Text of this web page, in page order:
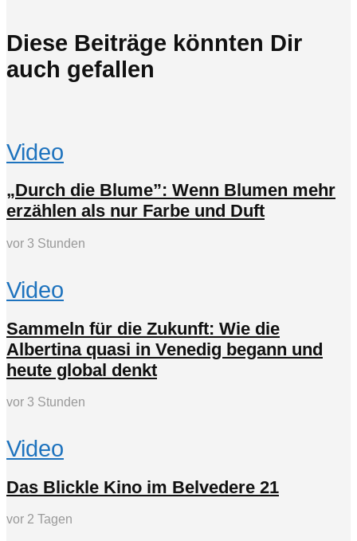
Diese Beiträge könnten Dir
auch gefallen
Video
„Durch die Blume”: Wenn Blumen mehr
erzählen als nur Farbe und Duft
vor 3 Stunden
Video
Sammeln für die Zukunft: Wie die
Albertina quasi in Venedig begann und
heute global denkt
vor 3 Stunden
Video
Das Blickle Kino im Belvedere 21
vor 2 Tagen